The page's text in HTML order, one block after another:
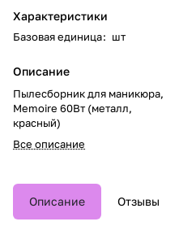
Характеристики
Базовая единица: шт
Описание
Пылесборник для маникюра,
Memoire 60Вт (металл,
красный)
Все описание
Описание Отзывы